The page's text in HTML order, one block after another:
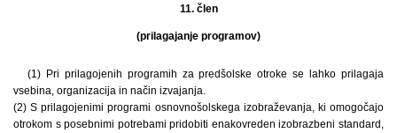
11. člen
(prilagajanje programov)
(1) Pri prilagojenih programih za predšolske otroke se lahko prilagaja
vsebina, organizacija in način izvajanja.
(2) S prilagojenimi programi osnovnošolskega izobraževanja, ki omogočajo
otrokom s posebnimi potrebami pridobiti enakovreden izobrazbeni standard,